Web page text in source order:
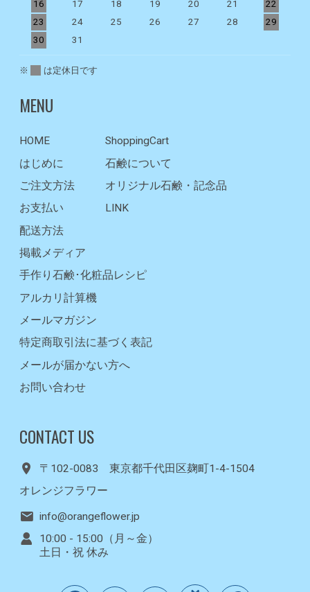
16
17 18 19 20 21
22
23
24 25 26 27 28
29
30
31
※ は定休日です
MENU
HOME
はじめに
ご注文方法
お支払い
ShoppingCart
石鹸について
オリジナル石鹸・記念品
LINK
配送方法
掲載メディア
手作り石鹸･化粧品レシピ
アルカリ計算機
メールマガジン
特定商取引法に基づく表記
メールが届かない方へ
お問い合わせ
CONTACT US
〒102-0083 東京都千代田区麹町1-4-1504
オレンジフラワー
info@orangeflower.jp
10:00 - 15:00（月～金）
土日・祝 休み